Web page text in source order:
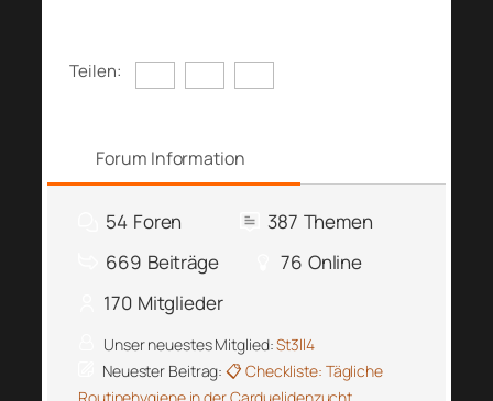
Teilen:
Forum Information
54 Foren 387 Themen
669 Beiträge 76 Online
170 Mitglieder
Unser neuestes Mitglied:St3ll4
Neuester Beitrag:📋 Checkliste: Tägliche